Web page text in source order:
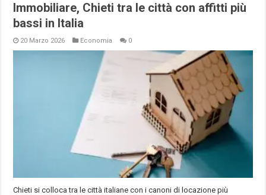
Immobiliare, Chieti tra le città con affitti più
bassi in Italia
20 Marzo 2026 Economia 0
Chieti si colloca tra le città italiane con i canoni di locazione più